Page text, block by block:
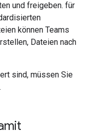
und freigeben. für
können Teams
Dateien nach
sind, müssen Sie